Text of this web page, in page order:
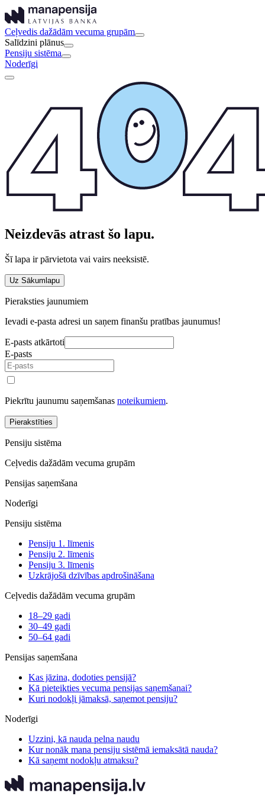
Ceļvedis dažādām vecuma grupām
Salīdzini plānus
Pensiju sistēma
Noderīgi
Neizdevās atrast šo lapu.
Šī lapa ir pārvietota vai vairs neeksistē.
Uz Sākumlapu
Pieraksties jaunumiem
Ievadi e-pasta adresi un saņem finanšu pratības jaunumus!
E-pasts atkārtoti
E-pasts
Piekrītu jaunumu saņemšanas noteikumiem.
Pierakstīties
Pensiju sistēma
Ceļvedis dažādām vecuma grupām
Pensijas saņemšana
Noderīgi
Pensiju sistēma
Pensiju 1. līmenis
Pensiju 2. līmenis
Pensiju 3. līmenis
Uzkrājošā dzīvības apdrošināšana
Ceļvedis dažādām vecuma grupām
18–29 gadi
30–49 gadi
50–64 gadi
Pensijas saņemšana
Kas jāzina, dodoties pensijā?
Kā pieteikties vecuma pensijas saņemšanai?
Kuri nodokļi jāmaksā, saņemot pensiju?
Noderīgi
Uzzini, kā nauda pelna naudu
Kur nonāk mana pensiju sistēmā iemaksātā nauda?
Kā saņemt nodokļu atmaksu?